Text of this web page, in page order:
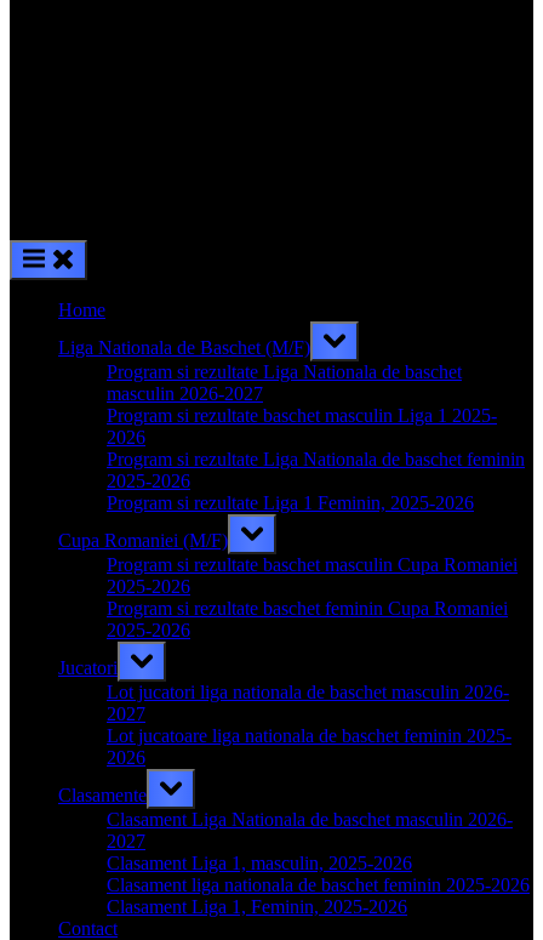
Home
Liga Nationala de Baschet (M/F)
Toggle
sub-
menu
Program si rezultate Liga Nationala de baschet
masculin 2026-2027
Program si rezultate baschet masculin Liga 1 2025-
2026
Program si rezultate Liga Nationala de baschet feminin
2025-2026
Program si rezultate Liga 1 Feminin, 2025-2026
Cupa Romaniei (M/F)
Toggle
sub-
menu
Program si rezultate baschet masculin Cupa Romaniei
2025-2026
Program si rezultate baschet feminin Cupa Romaniei
2025-2026
Jucatori
Toggle
sub-
menu
Lot jucatori liga nationala de baschet masculin 2026-
2027
Lot jucatoare liga nationala de baschet feminin 2025-
2026
Clasamente
Toggle
sub-
menu
Clasament Liga Nationala de baschet masculin 2026-
2027
Clasament Liga 1, masculin, 2025-2026
Clasament liga nationala de baschet feminin 2025-2026
Clasament Liga 1, Feminin, 2025-2026
Contact